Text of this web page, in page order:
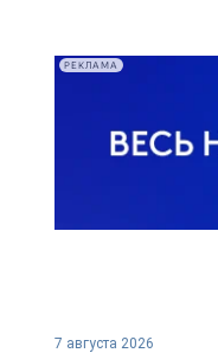
РЕКЛАМА
7 августа 2026